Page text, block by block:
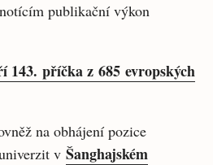
publikační výkon
143. příčka z 685 evropských
na obhájení pozice
v Šanghajském